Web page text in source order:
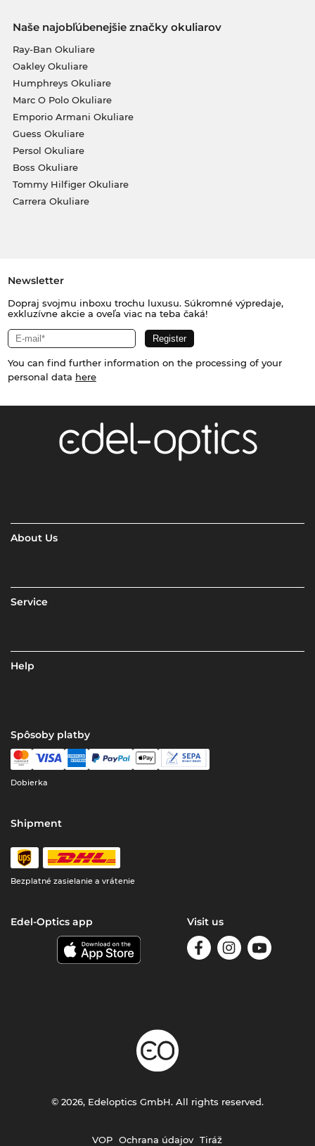
Naše najobľúbenejšie značky okuliarov
Ray-Ban Okuliare
Oakley Okuliare
Humphreys Okuliare
Marc O Polo Okuliare
Emporio Armani Okuliare
Guess Okuliare
Persol Okuliare
Boss Okuliare
Tommy Hilfiger Okuliare
Carrera Okuliare
Newsletter
Dopraj svojmu inboxu trochu luxusu. Súkromné výpredaje,
exkluzívne akcie a oveľa viac na teba čaká!
You can find further information on the processing of your
personal data here
About Us
Service
Help
Spôsoby platby
Dobierka
Shipment
Bezplatné zasielanie a vrátenie
Edel-Optics app Visit us
VOP Ochrana údajov Tiráž
© 2026, Edeloptics GmbH. All rights reserved.